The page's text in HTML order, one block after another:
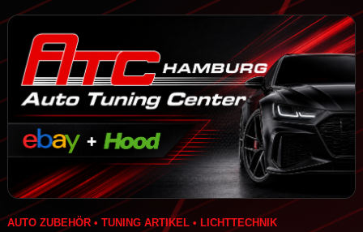
AUTO ZUBEHÖR • TUNING ARTIKEL • LICHTTECHNIK